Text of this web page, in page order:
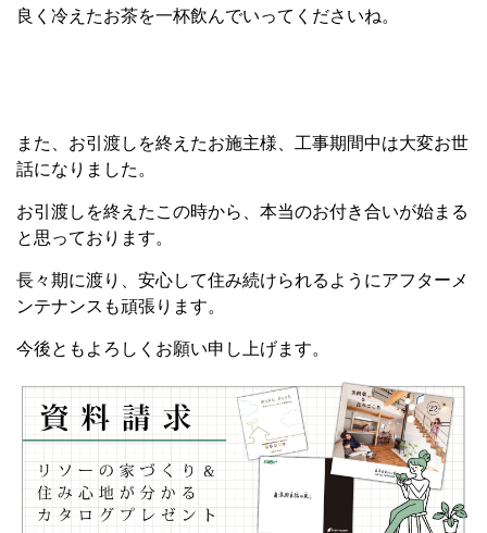
良く冷えたお茶を一杯飲んでいってくださいね。
また、お引渡しを終えたお施主様、工事期間中は大変お世
話になりました。
お引渡しを終えたこの時から、本当のお付き合いが始まる
と思っております。
長々期に渡り、安心して住み続けられるようにアフターメ
ンテナンスも頑張ります。
今後ともよろしくお願い申し上げます。